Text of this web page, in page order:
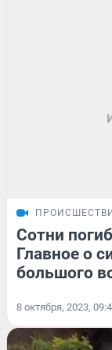
Сотни
Главное о
большого
8 октября, 2023,